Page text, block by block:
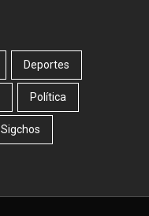
Deportes
Política
Sigchos